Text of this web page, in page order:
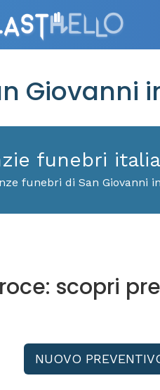
Giovanni
funebri
funebri di San Giovanni
scopri
NUOVO